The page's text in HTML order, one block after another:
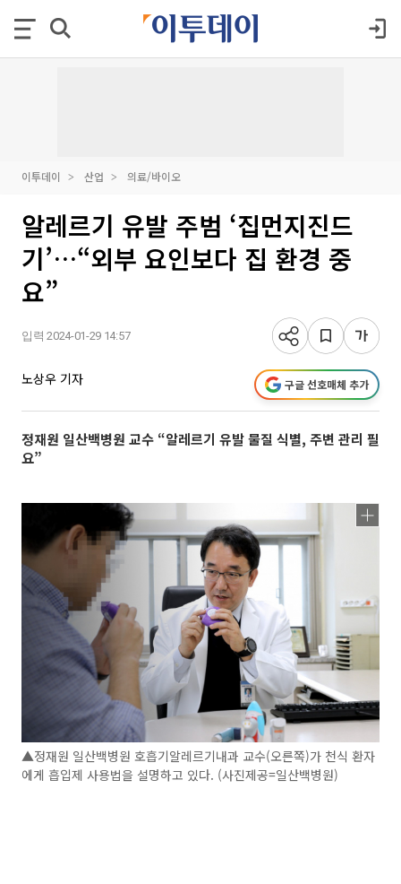
이투데이 산업 의료/바이오
알레르기 유발 주범 ‘집먼지진드
기’…“외부 요인보다 집 환경 중
요”
입력 2024-01-29 14:57
노상우 기자 구글 선호매체 추가
정재원 일산백병원 교수 “알레르기 유발 물질 식별, 주변 관리 필
요”
▲정재원 일산백병원 호흡기알레르기내과 교수(오른쪽)가 천식 환자
에게 흡입제 사용법을 설명하고 있다. (사진제공=일산백병원)